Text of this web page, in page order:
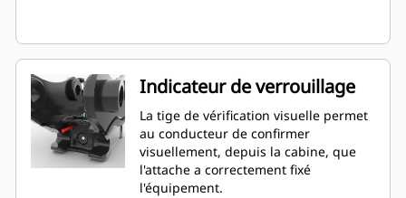
Indicateur de verrouillage
La tige de vérification visuelle permet
au conducteur de confirmer
visuellement, depuis la cabine, que
l'attache a correctement fixé
l'équipement.